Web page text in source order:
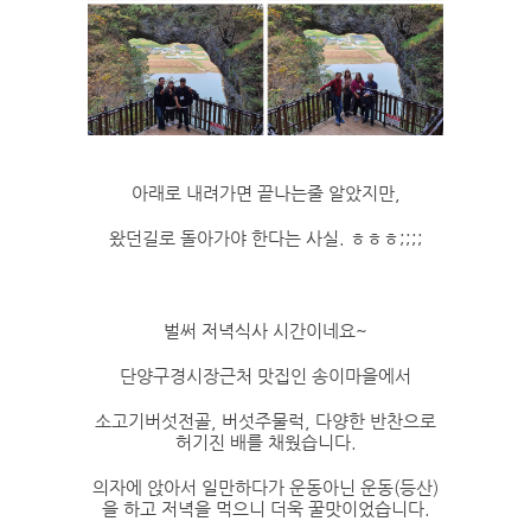
아래로 내려가면 끝나는줄 알았지만,
왔던길로 돌아가야 한다는 사실. ㅎㅎㅎ;;;;
벌써 저녁식사 시간이네요~
단양구경시장근처 맛집인 송이마을에서
소고기버섯전골, 버섯주물럭, 다양한 반찬으로
허기진 배를 채웠습니다.
의자에 앉아서 일만하다가 운동아닌 운동(등산)
을 하고 저녁을 먹으니 더욱 꿀맛이었습니다.